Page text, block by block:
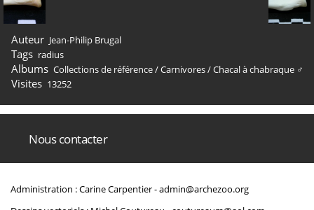
Auteur Jean-Philip Brugal
Tags radius
Albums Collections de référence/Carnivores/Chacal à chabraque ♂
Visites 13252
Nous contacter
Administration : Carine Carpentier -admin@archezoo.org